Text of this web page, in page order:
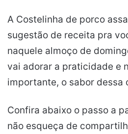
A Costelinha de porco
sugestão de receita pra
naquele almoço de
vai adorar a praticidade e
importante, o sabor dessa
Confira abaixo o passo a
não esqueça de